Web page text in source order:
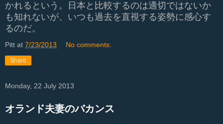
かれるという。日本と比較するのは適切ではないか
も知れないが、いつも過去を直視する姿勢に感心す
るのだ。
Pitt at 7/23/2013 No comments:
Share
Monday, 22 July 2013
オランド夫妻のバカンス